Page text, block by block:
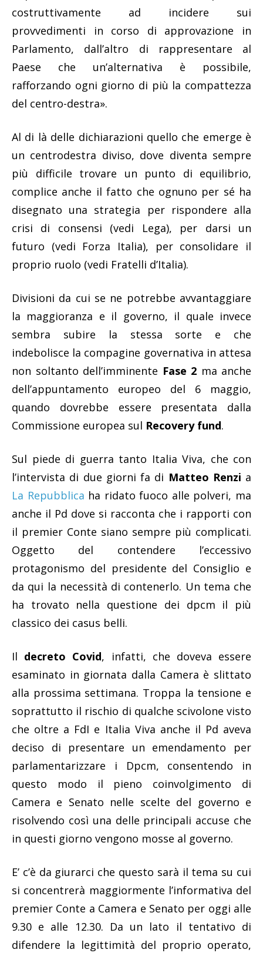
costruttivamente ad incidere sui
provvedimenti in corso di approvazione in
Parlamento, dall’altro di rappresentare al
Paese che un’alternativa è possibile,
rafforzando ogni giorno di più la compattezza
del centro-destra».
Al di là delle dichiarazioni quello che emerge è
un centrodestra diviso, dove diventa sempre
più difficile trovare un punto di equilibrio,
complice anche il fatto che ognuno per sé ha
disegnato una strategia per rispondere alla
crisi di consensi (vedi Lega), per darsi un
futuro (vedi Forza Italia), per consolidare il
proprio ruolo (vedi Fratelli d’Italia).
Divisioni da cui se ne potrebbe avvantaggiare
la maggioranza e il governo, il quale invece
sembra subire la stessa sorte e che
indebolisce la compagine governativa in attesa
non soltanto dell’imminente Fase 2 ma anche
dell’appuntamento europeo del 6 maggio,
quando dovrebbe essere presentata dalla
Commissione europea sul Recovery fund.
Sul piede di guerra tanto Italia Viva, che con
l’intervista di due giorni fa di Matteo Renzi a
La Repubblica ha ridato fuoco alle polveri, ma
anche il Pd dove si racconta che i rapporti con
il premier Conte siano sempre più complicati.
Oggetto del contendere l’eccessivo
protagonismo del presidente del Consiglio e
da qui la necessità di contenerlo. Un tema che
ha trovato nella questione dei dpcm il più
classico dei casus belli.
Il decreto Covid, infatti, che doveva essere
esaminato in giornata dalla Camera è slittato
alla prossima settimana. Troppa la tensione e
soprattutto il rischio di qualche scivolone visto
che oltre a FdI e Italia Viva anche il Pd aveva
deciso di presentare un emendamento per
parlamentarizzare i Dpcm, consentendo in
questo modo il pieno coinvolgimento di
Camera e Senato nelle scelte del governo e
risolvendo così una delle principali accuse che
in questi giorno vengono mosse al governo.
E’ c’è da giurarci che questo sarà il tema su cui
si concentrerà maggiormente l’informativa del
premier Conte a Camera e Senato per oggi alle
9.30 e alle 12.30. Da un lato il tentativo di
difendere la legittimità del proprio operato,